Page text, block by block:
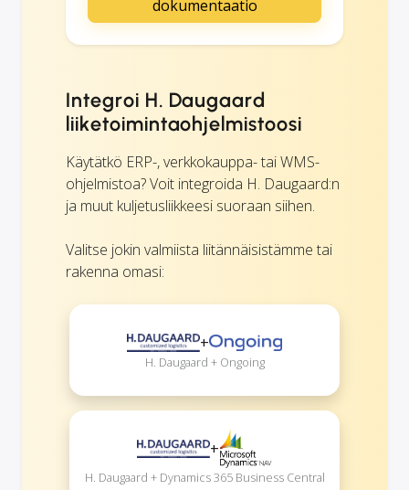
dokumentaatio
Integroi H. Daugaard
liiketoimintaohjelmistoosi
Käytätkö ERP-, verkkokauppa- tai WMS-
ohjelmistoa? Voit integroida H. Daugaard:n
ja muut kuljetusliikkeesi suoraan siihen.
Valitse jokin valmiista liitännäisistämme tai
rakenna omasi:
+
H. Daugaard + Ongoing
+
H. Daugaard + Dynamics 365 Business Central